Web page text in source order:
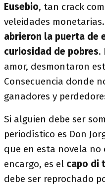
Eusebio, tan crack
veleidades monetarias.
abrieron la puerta de
curiosidad de pobres.
amor, desmontaron
Consecuencia donde
ganadores y
Si alguien debe ser
periodístico es Don
que en esta novela
encargo, es el capo di
debe ser reprochado